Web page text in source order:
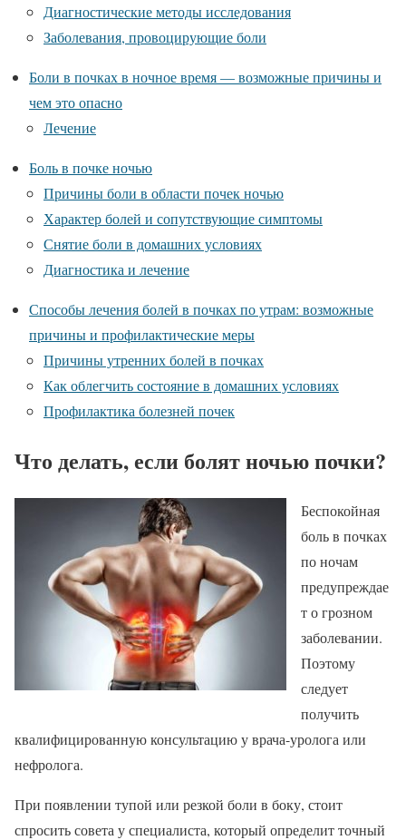
Диагностические методы исследования
Заболевания, провоцирующие боли
Боли в почках в ночное время — возможные причины и
чем это опасно
Лечение
Боль в почке ночью
Причины боли в области почек ночью
Характер болей и сопутствующие симптомы
Снятие боли в домашних условиях
Диагностика и лечение
Способы лечения болей в почках по утрам: возможные
причины и профилактические меры
Причины утренних болей в почках
Как облегчить состояние в домашних условиях
Профилактика болезней почек
Что делать, если болят ночью почки?
Беспокойная
боль в почках
по ночам
предупреждае
т о грозном
заболевании.
Поэтому
следует
получить
квалифицированную консультацию у врача-уролога или
нефролога.
При появлении тупой или резкой боли в боку, стоит
спросить совета у специалиста, который определит точный